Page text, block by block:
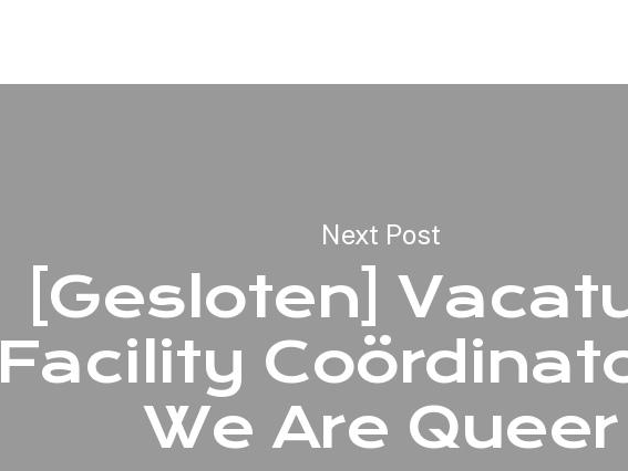
Next Post
[Gesloten]
Facility
We Are Queer